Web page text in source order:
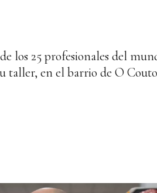
los 25 profesionales del
taller, en el barrio de O